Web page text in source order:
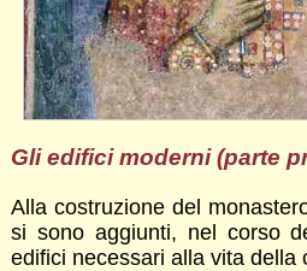
Gli edifici moderni (parte
Alla costruzione del
si sono aggiunti, nel corso
edifici necessari alla vita della